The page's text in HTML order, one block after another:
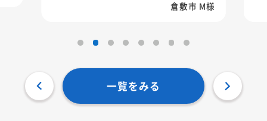
一覧をみる